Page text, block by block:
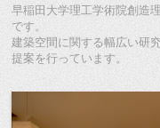
早稲田大学理工学術院創造
です。
建築空間に関する幅広い研
提案を行っています。